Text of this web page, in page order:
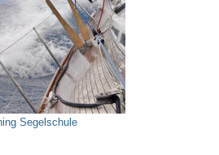
Segelschule